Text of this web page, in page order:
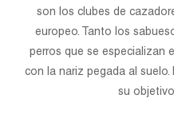
son los clubes de
europeo. Tanto los
perros que se especializan
con la nariz pegada al
su